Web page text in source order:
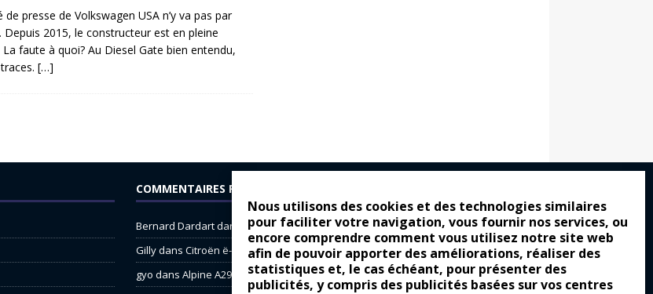
Nous utilisons des cookies et des technologies similaires
pour faciliter votre navigation, vous fournir nos services, ou
encore comprendre comment vous utilisez notre site web
afin de pouvoir apporter des améliorations, réaliser des
statistiques et, le cas échéant, pour présenter des
publicités, y compris des publicités basées sur vos centres
presse de Volkswagen USA n’y va pas par
Depuis 2015, le constructeur est en pleine
faute à quoi? Au Diesel Gate bien entendu,
[…]
COMMENTAIRES RÉCENTS
Bernard Dardartdans
Dacia Sandero : pour les gens vrais
Gillydans Citroën ë-C3 : la révolution a commencé
gyo dans Alpine A290 : L’irrésistible attraction de la légèreté